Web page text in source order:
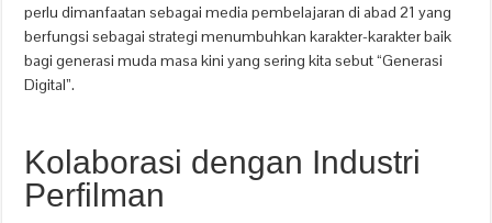
perlu dimanfaatan sebagai media pembelajaran di abad 21 yang
berfungsi sebagai strategi menumbuhkan karakter-karakter baik
bagi generasi muda masa kini yang sering kita sebut “Generasi
Digital”.
Kolaborasi dengan Industri
Perfilman